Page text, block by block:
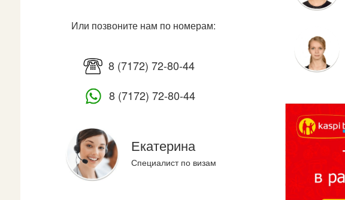
Или позвоните нам по номерам:
8 (7172) 72-80-44
8 (7172) 72-80-44
Екатерина
Специалист по визам